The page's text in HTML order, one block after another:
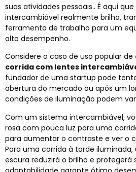
suas atividades pessoais.. É aqui
intercambiável realmente brilha,
ferramenta de trabalho para um
alto desempenho.
Considere o caso de uso popular de
corrida com lentes
fundador de uma startup pode
abertura do mercado ou após um
condições de iluminação podem
Com um sistema intercambiável,
rosa com pouca luz para uma
para aumentar o contraste e ver o
Para uma corrida à tarde
escura reduzirá o brilho e protegerá